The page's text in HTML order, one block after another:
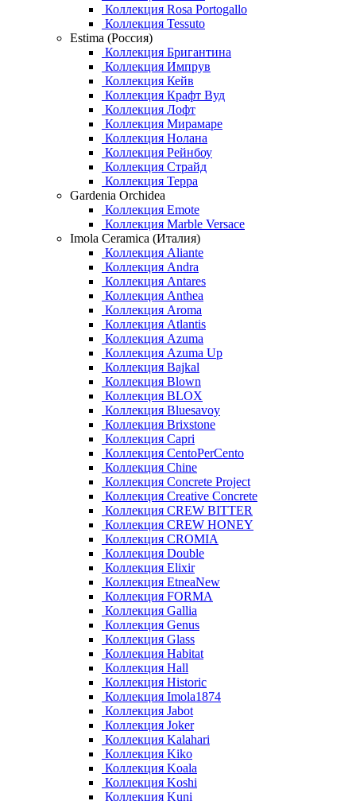
Коллекция Rosa Portogallo
Коллекция Tessuto
Estima (Россия)
Коллекция Бригантина
Коллекция Импрув
Коллекция Кейв
Коллекция Крафт Вуд
Коллекция Лофт
Коллекция Мирамаре
Коллекция Нолана
Коллекция Рейнбоу
Коллекция Страйд
Коллекция Терра
Gardenia Orchidea
Коллекция Emote
Коллекция Marble Versace
Imola Ceramica (Италия)
Коллекция Aliante
Коллекция Andra
Коллекция Antares
Коллекция Anthea
Коллекция Aroma
Коллекция Atlantis
Коллекция Azuma
Коллекция Azuma Up
Коллекция Bajkal
Коллекция Blown
Коллекция BLOX
Коллекция Bluesavoy
Коллекция Brixstone
Коллекция Capri
Коллекция CentoPerCento
Коллекция Chine
Коллекция Concrete Project
Коллекция Creative Concrete
Коллекция CREW BITTER
Коллекция CREW HONEY
Коллекция CROMIA
Коллекция Double
Коллекция Elixir
Коллекция EtneaNew
Коллекция FORMA
Коллекция Gallia
Коллекция Genus
Коллекция Glass
Коллекция Habitat
Коллекция Hall
Коллекция Historic
Коллекция Imola1874
Коллекция Jabot
Коллекция Joker
Коллекция Kalahari
Коллекция Kiko
Коллекция Koala
Коллекция Koshi
Коллекция Kuni